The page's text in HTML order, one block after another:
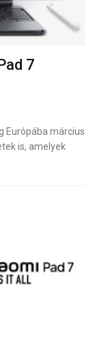
7
Európába március
is, amelyek